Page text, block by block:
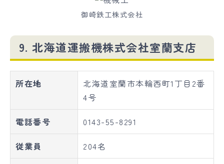
御崎鉄工株式会社
9. 北海道運搬機株式会社室蘭支店
所在地
北海道室蘭市本輪西町1丁目2番
4号
電話番号 0143-55-8291
従業員 204名